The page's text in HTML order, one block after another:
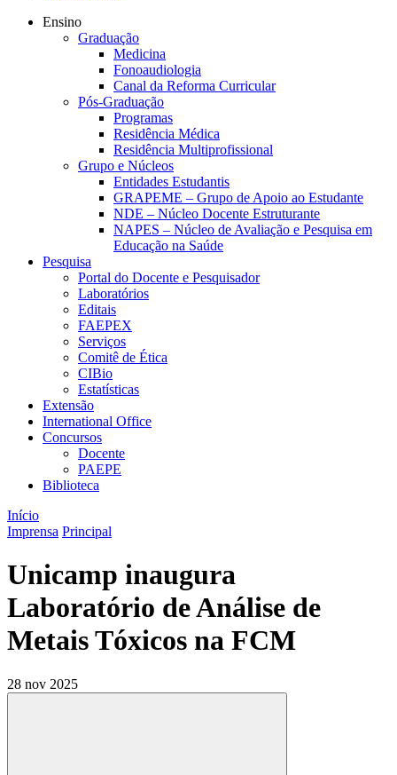
Ensino
Graduação
Medicina
Fonoaudiologia
Canal da Reforma Curricular
Pós-Graduação
Programas
Residência Médica
Residência Multiprofissional
Grupo e Núcleos
Entidades Estudantis
GRAPEME – Grupo de Apoio ao Estudante
NDE – Núcleo Docente Estruturante
NAPES – Núcleo de Avaliação e Pesquisa em
Educação na Saúde
Pesquisa
Portal do Docente e Pesquisador
Laboratórios
Editais
FAEPEX
Serviços
Comitê de Ética
CIBio
Estatísticas
Extensão
International Office
Concursos
Docente
PAEPE
Biblioteca
Início
Imprensa Principal
Unicamp inaugura
Laboratório de Análise de
Metais Tóxicos na FCM
28 nov 2025